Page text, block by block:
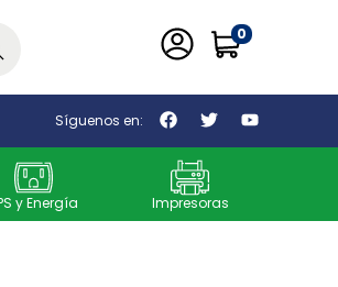
0
Síguenos en:
y Energía Impresoras